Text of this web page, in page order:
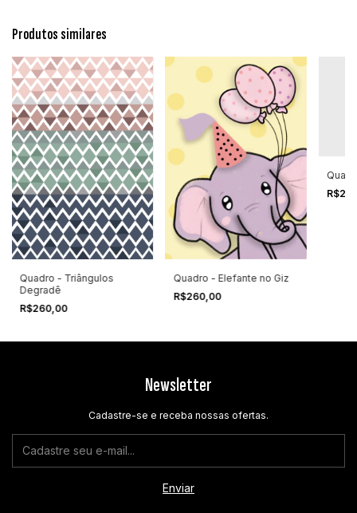
Produtos similares
Quadro - Triângulos
Degradê
R$260,00
Quadro - Elefante no Giz
R$260,00
Newsletter
Cadastre-se e receba nossas ofertas.